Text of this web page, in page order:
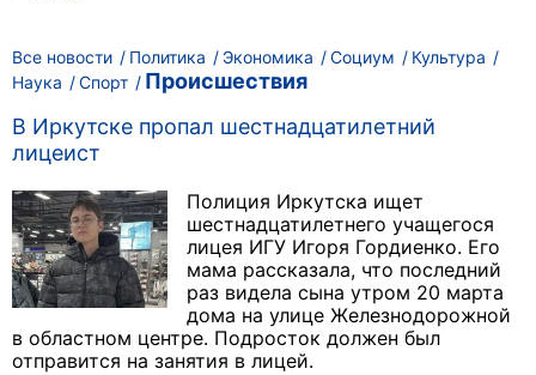
Все новости Политика Экономика Социум
Культура
Наука
Спорт
Происшествия
В Иркутске пропал шестнадцатилетний
лицеист
Полиция Иркутска ищет
шестнадцатилетнего учащегося
лицея ИГУ Игоря Гордиенко. Его
мама рассказала, что последний
раз видела сына утром 20 марта
дома на улице Железнодорожной
в областном центре. Подросток должен был
отправится на занятия в лицей.